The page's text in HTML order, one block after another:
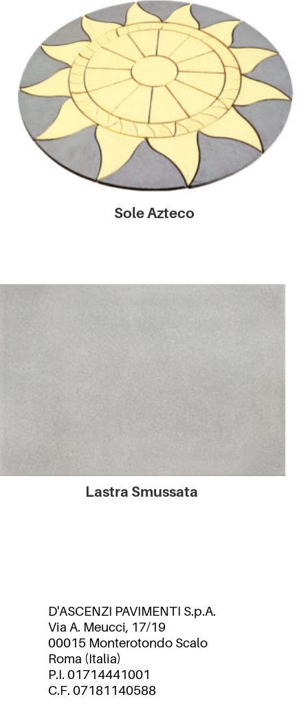
Sole Azteco
Lastra Smussata
D'ASCENZI PAVIMENTI S.p.A.
Via A. Meucci, 17/19
00015 Monterotondo Scalo
Roma (Italia)
P.I. 01714441001
C.F. 07181140588